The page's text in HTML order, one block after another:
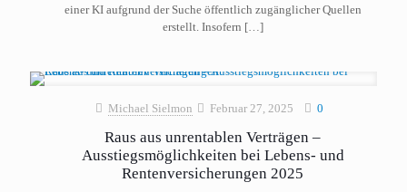
einer KI aufgrund der Suche öffentlich zugänglicher Quellen
erstellt. Insofern […]
Michael Sielmon Februar 27, 2025 0
Raus aus unrentablen Verträgen –
Ausstiegsmöglichkeiten bei Lebens- und
Rentenversicherungen 2025